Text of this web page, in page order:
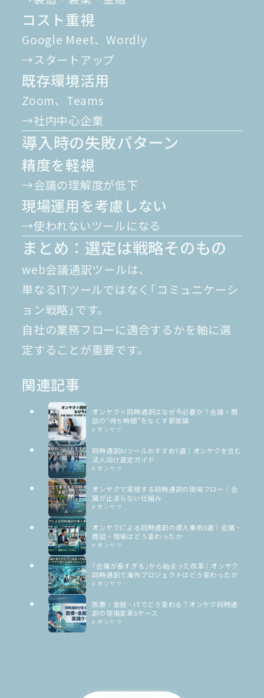
コスト重視
Google Meet、Wordly
→スタートアップ
既存環境活用
Zoom、Teams
→社内中心企業
導入時の失敗パターン
精度を軽視
→会議の理解度が低下
現場運用を考慮しない
→使われないツールになる
まとめ：選定は戦略そのもの
web会議通訳ツールは、
単なるITツールではなく「コミュニケーシ
ョン戦略」です。
自社の業務フローに適合するかを軸に選
定することが重要です。
関連記事
オンヤク×同時通訳はなぜ今必要か？会議・商
談の“待ち時間”をなくす新常識
# オンヤク
同時通訳AIツールおすすめ7選｜オンヤクを含む
法人向け選定ガイド
# オンヤク
オンヤクで実現する同時通訳の現場フロー｜会
議が止まらない仕組み
# オンヤク
オンヤクによる同時通訳の導入事例3選｜会議・
商談・現場はどう変わったか
# オンヤク
「会議が長すぎる」から始まった改革｜オンヤク
同時通訳で海外プロジェクトはどう変わったか
# オンヤク
医療・金融・ITでどう変わる？オンヤク同時通
訳の現場変革3ケース
# オンヤク